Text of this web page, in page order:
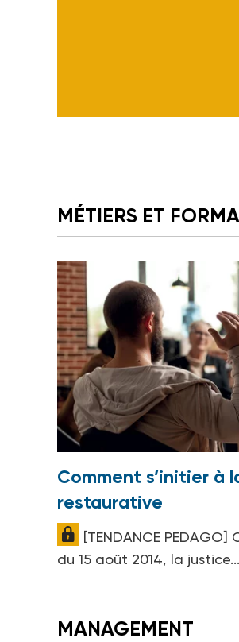
MÉTIERS ET
Comment s’initier à
restaurative
[TENDANCE
du 15 août 2014, la justice...
MANAGEMENT